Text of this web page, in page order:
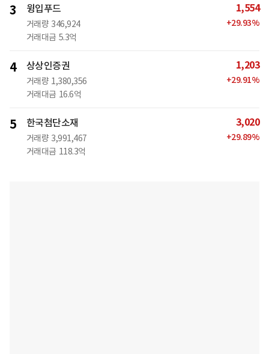
3 윙입푸드
거래량 346,924
거래대금 5.3억
1,554
+29.93%
4 상상인증권
거래량 1,380,356
거래대금 16.6억
1,203
+29.91%
5 한국첨단소재
거래량 3,991,467
거래대금 118.3억
3,020
+29.89%